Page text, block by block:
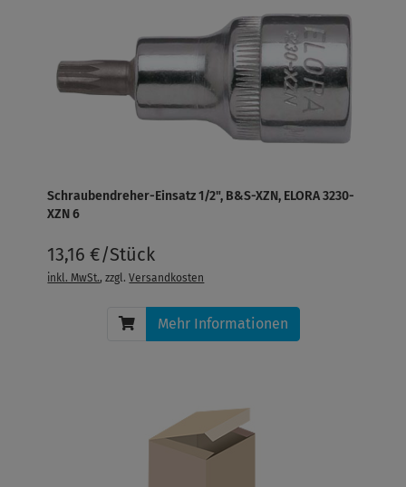
Schraubendreher-Einsatz 1/2", B&S-XZN, ELORA 3230-
XZN 6
13,16 €/Stück
inkl. MwSt., zzgl.Versandkosten
Mehr Informationen